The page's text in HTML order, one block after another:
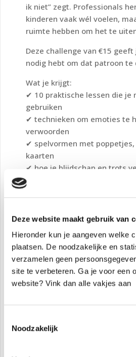
Deze website maakt gebruik van
Hieronder kun je aangeven welke
plaatsen. De noodzakelijke en
verzamelen geen
site te verbeteren. Ga je voor een
website? Vink dan alle vakjes aan
Noodzakelijk
ik niet” zegt. Professionals
kinderen vaak wél voelen,
ruimte hebben om het te
Deze challenge van €15
nodig hebt om dat patroon te
Wat je krijgt:
✔ 10 praktische lessen die je
gebruiken
✔ technieken om emoties te
verwoorden
✔ spelvormen met
kaarten
✔ hoe je blijdschap en trots
(gelukshormoon-boosters)
beschikbaar zijn
overprikkeld raken en
👉Doe mee voor €15
De Nervus Vagus Reset
Deze oefening blijft een van
kinderen én bij ouders. Het is
en het zenuwstelsel terug te
school, na school of vlak voor